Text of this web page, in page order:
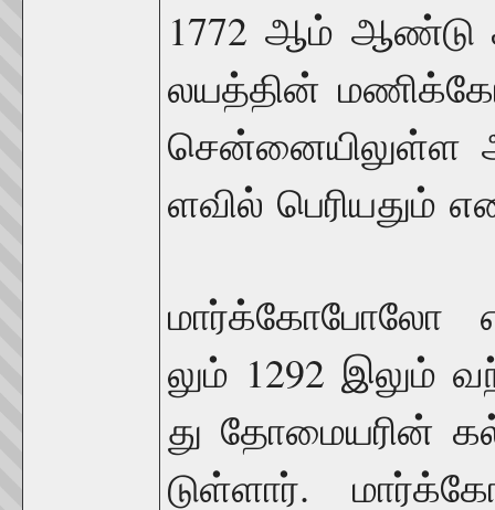
1772 ஆம் ஆண்டு
லயத்தின்
சென்னையிலுள்ள
ளவில் பெரியதும்
மார்க்கோபோலோ
லும் 1292 இலும்
து தோமையரின்
டுள்ளார்.